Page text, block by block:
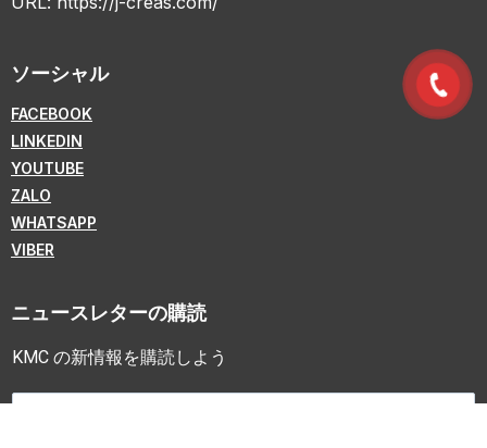
ソーシャル
FACEBOOK
LINKEDIN
YOUTUBE
ZALO
WHATSAPP
VIBER
ニュースレターの購読
KMC の新情報を購読しよう